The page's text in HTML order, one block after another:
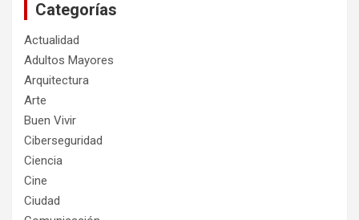
Categorías
Actualidad
Adultos Mayores
Arquitectura
Arte
Buen Vivir
Ciberseguridad
Ciencia
Cine
Ciudad